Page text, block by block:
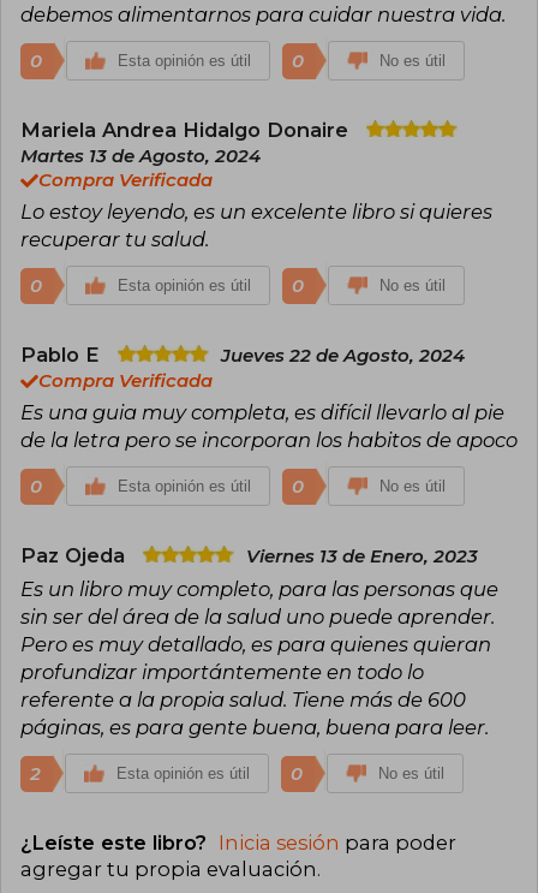
debemos alimentarnos para cuidar nuestra vida.
0 Esta opinión es útil 0 No es útil
Mariela Andrea Hidalgo Donaire
Martes 13 de Agosto, 2024
Compra Verificada
Lo estoy leyendo, es un excelente libro si quieres
recuperar tu salud.
0 Esta opinión es útil 0 No es útil
Pablo E
Jueves 22 de Agosto, 2024
Compra Verificada
Es una guia muy completa, es difícil llevarlo al pie
de la letra pero se incorporan los habitos de apoco
0 Esta opinión es útil 0 No es útil
Paz Ojeda Viernes 13 de Enero, 2023
Es un libro muy completo, para las personas que
sin ser del área de la salud uno puede aprender.
Pero es muy detallado, es para quienes quieran
profundizar importántemente en todo lo
referente a la propia salud. Tiene más de 600
páginas, es para gente buena, buena para leer.
2 Esta opinión es útil 0 No es útil
¿Leíste este libro? Inicia sesión para poder
agregar tu propia evaluación.